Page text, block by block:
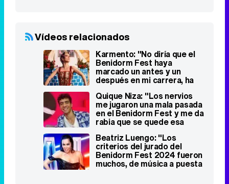
me jugaron una mala pasada
en el Benidorm Fest y me da
rabia que se quede esa
imagen"
Beatriz Luengo: "Los
criterios del jurado del
Benidorm Fest 2024 fueron
muchos, de música a puesta
en escena"
Top Series
1 Stranger Things